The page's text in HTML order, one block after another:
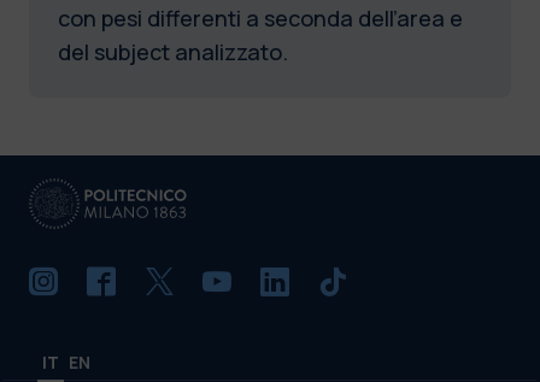
con pesi differenti a seconda dell’area e
del subject analizzato.
IT EN